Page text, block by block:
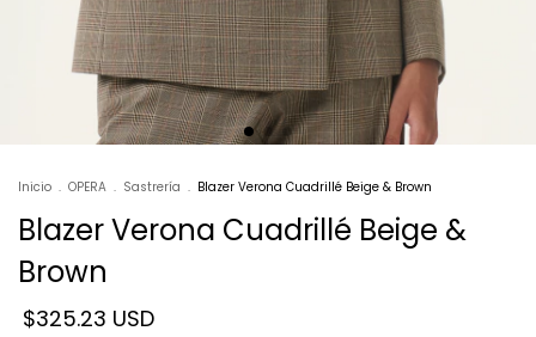
Inicio . OPERA . Sastrería . Blazer Verona Cuadrillé Beige & Brown
Blazer Verona Cuadrillé Beige &
Brown
$325.23 USD